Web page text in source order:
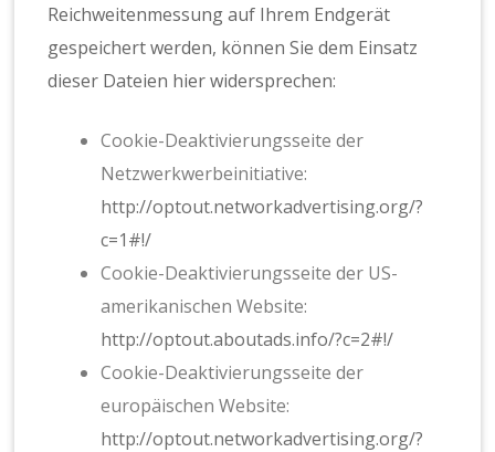
Reichweitenmessung auf Ihrem Endgerät
gespeichert werden, können Sie dem Einsatz
dieser Dateien hier widersprechen:
Cookie-Deaktivierungsseite der
Netzwerkwerbeinitiative:
http://optout.networkadvertising.org/?
c=1#!/
Cookie-Deaktivierungsseite der US-
amerikanischen Website:
http://optout.aboutads.info/?c=2#!/
Cookie-Deaktivierungsseite der
europäischen Website:
http://optout.networkadvertising.org/?